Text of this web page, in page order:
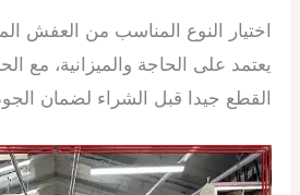
اختيار النوع المناسب من العفش
يعتمد على الحاجة والميزانية،
القطع جيدا قبل الشراء لضمان